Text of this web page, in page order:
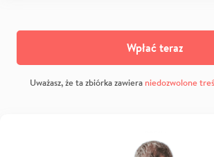
Wpłać teraz
Uważasz, że ta zbiórka zawiera niedozwolone